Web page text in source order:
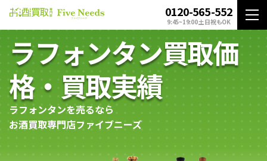
0120-565-552
9:45~19:00 土日祝もOK
ラフォンタン買取価
格・買取実績
ラフォンタンを売るなら
お酒買取専門店ファイブニーズ